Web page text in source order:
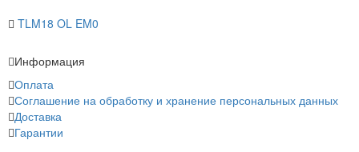
TLM18 OL EM0
Информация
Оплата
Соглашение на обработку и хранение персональных данных
Доставка
Гарантии